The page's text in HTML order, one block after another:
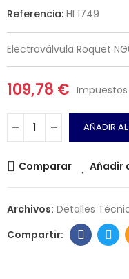
Referencia: HI 1749
Electroválvula Roquet
109,78 €
AÑADIR
Comparar Añadir
Archivos: Detalles